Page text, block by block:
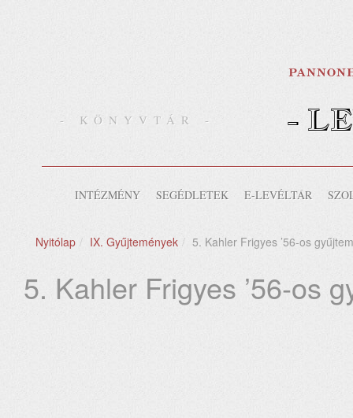
- KÖNYVTÁR - -
INTÉZMÉNY SEGÉDLETEK E-LEVÉLTÁR
Nyitólap IX. Gyűjtemények 5. Kahler Frigyes ’56-os
5. Kahler Frigyes ’56-os